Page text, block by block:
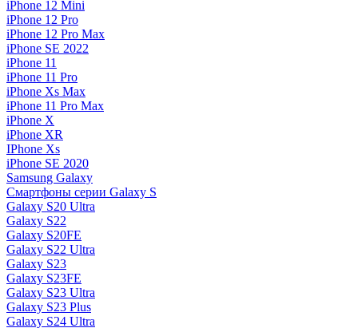
iPhone 12 Mini
iPhone 12 Pro
iPhone 12 Pro Max
iPhone SE 2022
iPhone 11
iPhone 11 Pro
iPhone Xs Max
iPhone 11 Pro Max
iPhone X
iPhone XR
IPhone Xs
iPhone SE 2020
Samsung Galaxy
Смартфоны серии Galaxy S
Galaxy S20 Ultra
Galaxy S22
Galaxy S20FE
Galaxy S22 Ultra
Galaxy S23
Galaxy S23FE
Galaxy S23 Ultra
Galaxy S23 Plus
Galaxy S24 Ultra